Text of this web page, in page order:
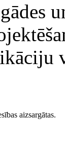
aizsargātas.